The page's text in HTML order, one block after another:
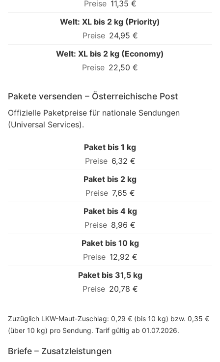
11,35 €
Welt: XL bis 2 kg (Priority)
24,95 €
Welt: XL bis 2 kg (Economy)
22,50 €
Pakete versenden – Österreichische Post
Offizielle Paketpreise für nationale Sendungen
(Universal Services).
Paket bis 1 kg
6,32 €
Paket bis 2 kg
7,65 €
Paket bis 4 kg
8,96 €
Paket bis 10 kg
12,92 €
Paket bis 31,5 kg
20,78 €
Zuzüglich LKW-Maut-Zuschlag: 0,29 € (bis 10 kg) bzw. 0,35 €
(über 10 kg) pro Sendung. Tarif gültig ab 01.07.2026.
Briefe – Zusatzleistungen